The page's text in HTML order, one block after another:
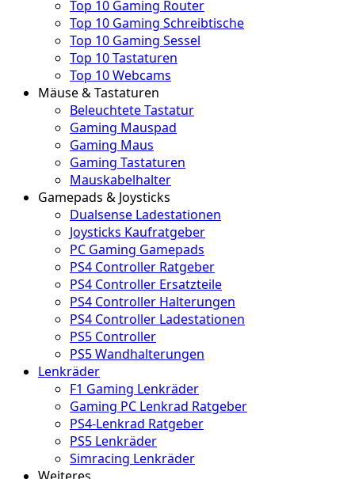
Top 10 Gaming Router
Top 10 Gaming Schreibtische
Top 10 Gaming Sessel
Top 10 Tastaturen
Top 10 Webcams
Mäuse & Tastaturen
Beleuchtete Tastatur
Gaming Mauspad
Gaming Maus
Gaming Tastaturen
Mauskabelhalter
Gamepads & Joysticks
Dualsense Ladestationen
Joysticks Kaufratgeber
PC Gaming Gamepads
PS4 Controller Ratgeber
PS4 Controller Ersatzteile
PS4 Controller Halterungen
PS4 Controller Ladestationen
PS5 Controller
PS5 Wandhalterungen
Lenkräder
F1 Gaming Lenkräder
Gaming PC Lenkrad Ratgeber
PS4-Lenkrad Ratgeber
PS5 Lenkräder
Simracing Lenkräder